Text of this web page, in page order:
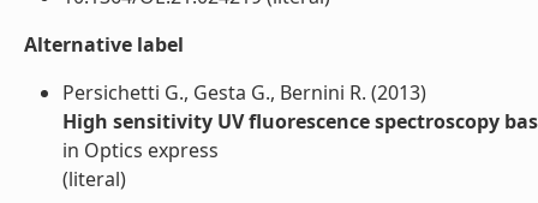
Alternative label
Persichetti G., Gesta G., Bernini R. (2013)
High sensitivity UV fluorescence spectroscopy
in Optics express
(literal)